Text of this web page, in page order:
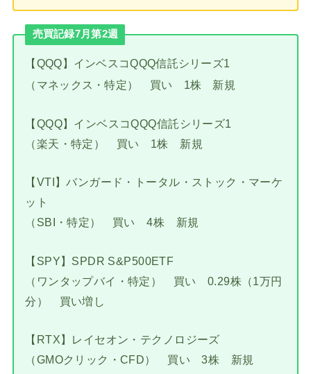
売買記録7月第2週
【QQQ】インベスコQQQ信託シリーズ1
（マネックス・特定） 買い 1株 新規
【QQQ】インベスコQQQ信託シリーズ1
（楽天・特定） 買い 1株 新規
【VTI】バンガード・トータル・ストック・マーケ
ット
（SBI・特定） 買い 4株 新規
【SPY】SPDR S&P500ETF
（ワンタップバイ・特定） 買い 0.29株（1万円
分） 買い増し
【RTX】レイセオン・テクノロジーズ
（GMOクリック・CFD） 買い 3株 新規